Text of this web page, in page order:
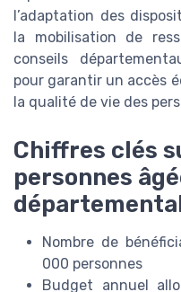
l’adaptation des
la mobilisation de
conseils
pour garantir un accès
la qualité de vie des
Chiffres clés
personnes
Nombre de
000 personnes
Budget annuel